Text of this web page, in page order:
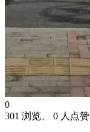
0
301 浏览、 0 人点赞